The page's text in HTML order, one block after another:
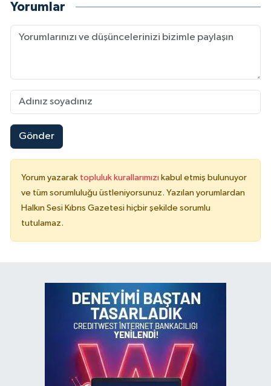
Yorumlar
Gönder
Yorum yazarak topluluk kurallarımızı kabul etmiş bulunuyor
ve tüm sorumluluğu üstleniyorsunuz. Yazılan yorumlardan
Halkın Sesi Kıbrıs Gazetesi hiçbir şekilde sorumlu
tutulamaz.